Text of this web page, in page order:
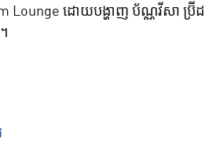
Lounge ដោយបង្ហាញ ប័ណ្ណវីសា ប្រ៊ីដ